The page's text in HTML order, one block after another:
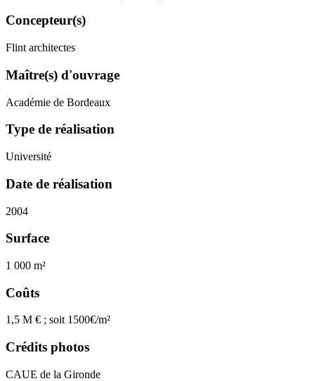
Concepteur(s)
Flint architectes
Maître(s) d'ouvrage
Académie de Bordeaux
Type de réalisation
Université
Date de réalisation
2004
Surface
1 000 m²
Coûts
1,5 M € ; soit 1500€/m²
Crédits photos
CAUE de la Gironde